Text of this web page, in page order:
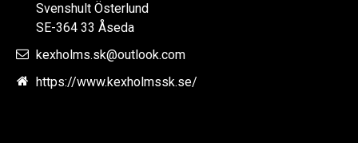
Svenshult Österlund
SE-364 33 Åseda
kexholms.sk@outlook.com
https://www.kexholmssk.se/